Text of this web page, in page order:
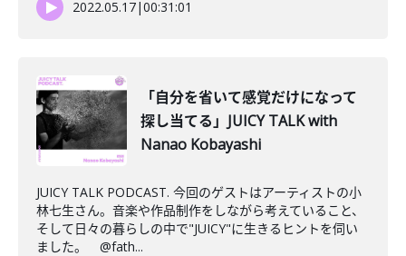
2022.05.17|00:31:01
「自分を省いて感覚だけになって
探し当てる」JUICY TALK with
Nanao Kobayashi
JUICY TALK PODCAST. 今回のゲストはアーティストの小
林七生さん。音楽や作品制作をしながら考えていること、
そして日々の暮らしの中で"JUICY"に生きるヒントを伺い
ました。 @fath...